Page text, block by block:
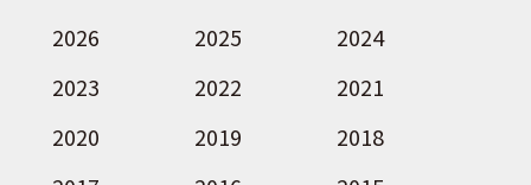
2026 2025
2024
2023
2022
2021
2020
2019
2018